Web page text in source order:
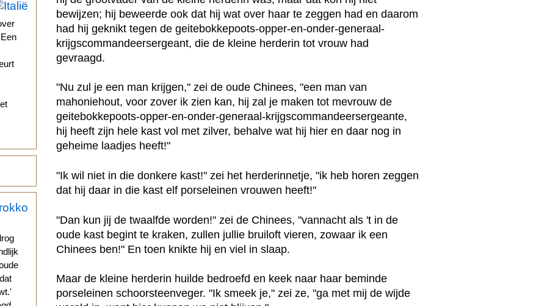
bewijzen; hij beweerde ook dat hij wat over haar te zeggen had en daarom
had hij geknikt tegen de geitebokkepoots-opper-en-onder-generaal-
krijgscommandeersergeant, die de kleine herderin tot vrouw had
gevraagd.
"Nu zul je een man krijgen," zei de oude Chinees, "een man van
mahoniehout, voor zover ik zien kan, hij zal je maken tot mevrouw de
geitebokkepoots-opper-en-onder-generaal-krijgscommandeersergeante,
hij heeft zijn hele kast vol met zilver, behalve wat hij hier en daar nog in
geheime laadjes heeft!"
"Ik wil niet in die donkere kast!" zei het herderinnetje, "ik heb horen zeggen
dat hij daar in die kast elf porseleinen vrouwen heeft!"
"Dan kun jij de twaalfde worden!" zei de Chinees, "vannacht als 't in de
oude kast begint te kraken, zullen jullie bruiloft vieren, zowaar ik een
Chinees ben!" En toen knikte hij en viel in slaap.
Maar de kleine herderin huilde bedroefd en keek naar haar beminde
porseleinen schoorsteenveger. "Ik smeek je," zei ze, "ga met mij de wijde